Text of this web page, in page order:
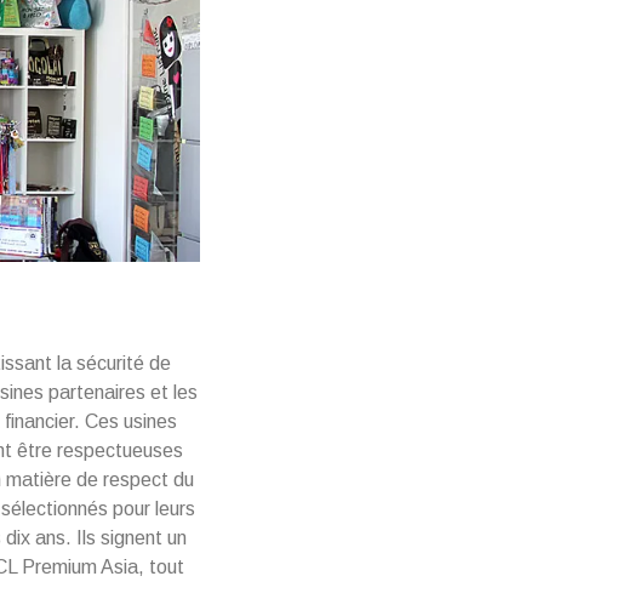
la sécurité de
partenaires et les
Ces usines
être respectueuses
matière de respect du
pour leurs
ans. Ils signent un
Premium Asia, tout